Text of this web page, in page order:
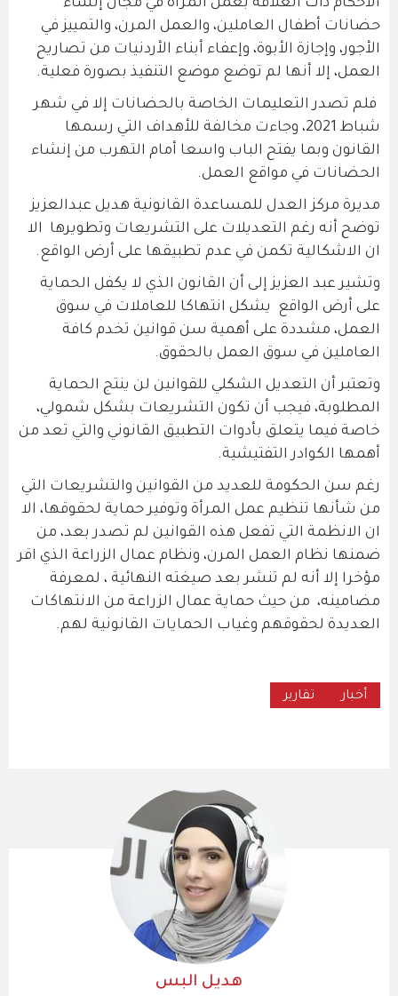
الأحكام ذات العلاقة بعمل المرأة في مجال إنشاء
حضانات أطفال العاملين، والعمل المرن، والتمييز في
الأجور، وإجازة الأبوة، وإعفاء أبناء الأردنيات من تصاريح
العمل، إلا أنها لم توضع موضع التنفيذ بصورة فعلية.
فلم تصدر التعليمات الخاصة بالحضانات إلا في شهر
شباط 2021، وجاءت مخالفة للأهداف التي رسمها
القانون وبما يفتح الباب واسعا أمام التهرب من إنشاء
الحضانات في مواقع العمل.
مديرة مركز العدل للمساعدة القانونية هديل عبدالعزيز
توضح أنه رغم التعديلات على التشريعات وتطويرها الا
ان الاشكالية تكمن في عدم تطبيقها على أرض الواقع.
وتشير عبد العزيز إلى أن القانون الذي لا يكفل الحماية
على أرض الواقع يشكل انتهاكا للعاملات في سوق
العمل، مشددة على أهمية سن قوانين تخدم كافة
العاملين في سوق العمل بالحقوق.
وتعتبر أن التعديل الشكلي للقوانين لن ينتج الحماية
المطلوبة، فيجب أن تكون التشريعات بشكل شمولي،
خاصة فيما يتعلق بأدوات التطبيق القانوني والتي تعد من
أهمها الكوادر التفتيشية.
رغم سن الحكومة للعديد من القوانين والتشريعات التي
من شأنها تنظيم عمل المرأة وتوفير حماية لحقوقها، الا
ان الانظمة التي تفعل هذه القوانين لم تصدر بعد، من
ضمنها نظام العمل المرن، ونظام عمال الزراعة الذي اقر
مؤخرا إلا أنه لم تنشر بعد صيغته النهائية ، لمعرفة
مضامينه، من حيث حماية عمال الزراعة من الانتهاكات
العديدة لحقوقهم وغياب الحمايات القانونية لهم.
أخبار تقارير
هديل البس